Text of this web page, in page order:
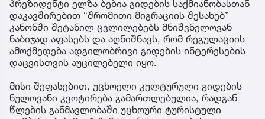
პრეზიდენტი ელზა ბებია გიდების საქმიანობასთან
დაკავშირებით “შრომითი მიგრაციის შესახებ”
კანონში შეტანილ ცვლილებებს მნიშვნელოვან
ნაბიჯად აფასებს და აღნიშნავს, რომ რეგულაციის
ამოქმედება ადგილობრივი გიდების ინტერესების
დაცვისთვის აუცილებელი იყო.
მისი შეფასებით, უცხოელი კულტურული გიდების
ნულოვანი კვოტირება გამართლებულია, რადგან
წლების განმავლობაში უცხოური ტურისტული